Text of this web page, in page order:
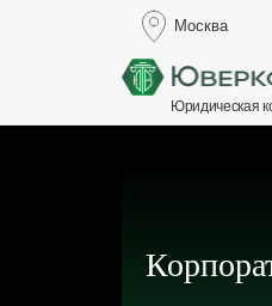
Москва
Юридическая